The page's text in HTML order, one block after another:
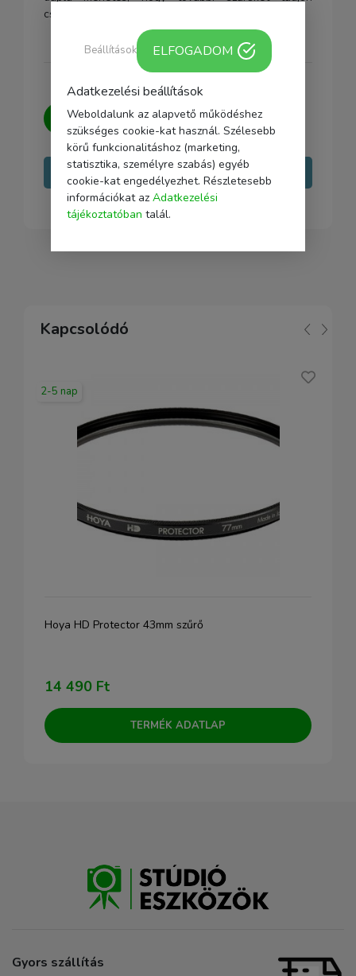
csatlakoztatni, például: ND, polarizátor stb.
Kérdésed van?Írj nekünk, igyekszünk
minden kérdésedre választ adni.
Írj nekünk
Kapcsolódó
2-5 nap
Hoya HD Protector 43mm szűrő
14 490 Ft
TERMÉK ADATLAP
Gyors szállítás
Adatkezelési beállítások
Weboldalunk az alapvető működéshez
szükséges cookie-kat használ. Szélesebb
körű funkcionalitáshoz (marketing,
statisztika, személyre szabás) egyéb
cookie-kat engedélyezhet. Részletesebb
információkat az Adatkezelési
tájékoztatóban talál.
Beállítások ELFOGADOM